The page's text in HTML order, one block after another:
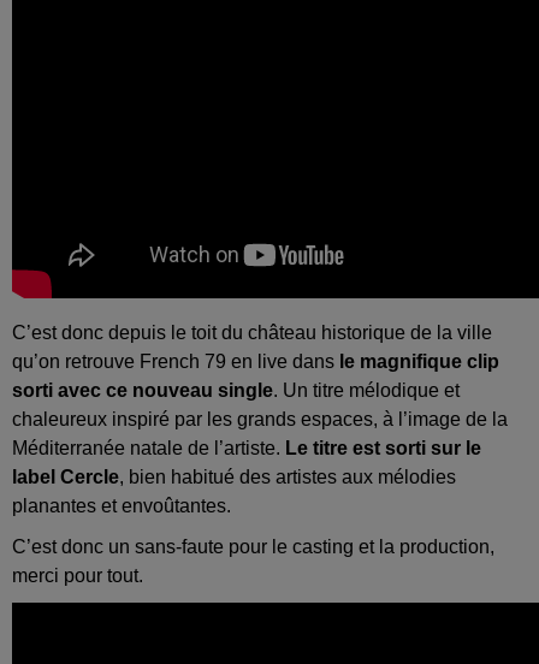
C’est donc depuis le toit du château historique de la ville
qu’on retrouve French 79 en live dans le magnifique clip
sorti avec ce nouveau single. Un titre mélodique et
chaleureux inspiré par les grands espaces, à l’image de la
Méditerranée natale de l’artiste. Le titre est sorti sur le
label Cercle, bien habitué des artistes aux mélodies
planantes et envoûtantes.
C’est donc un sans-faute pour le casting et la production,
merci pour tout.